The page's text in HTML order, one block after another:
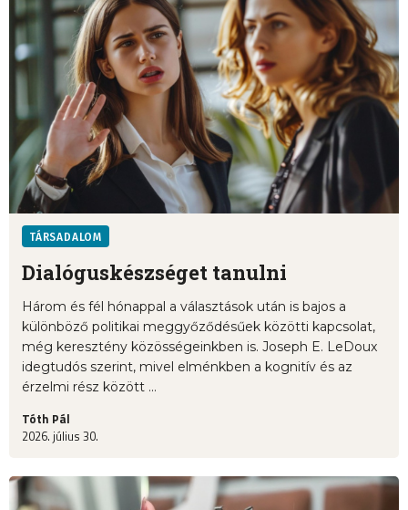
TÁRSADALOM
Dialóguskészséget tanulni
Három és fél hónappal a választások után is bajos a
különböző politikai meggyőződésűek közötti kapcsolat,
még keresztény közösségeinkben is. Joseph E. LeDoux
idegtudós szerint, mivel elménkben a kognitív és az
érzelmi rész között ...
Tóth Pál
2026. július 30.